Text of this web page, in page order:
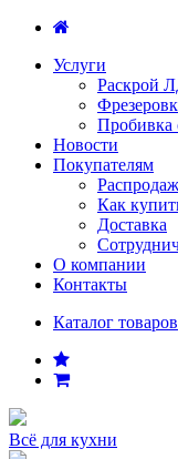
Услуги
Раскрой
Пробивка
Новости
Покупателям
Как
Доставка
О компании
Контакты
Каталог товаров
Всё для кухни